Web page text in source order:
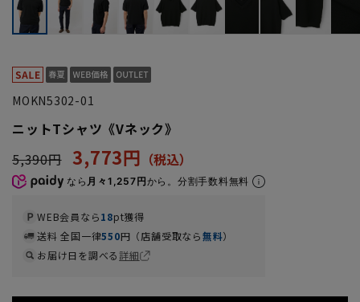
MOKN5302-01
ニットTシャツ《Vネック》
5,390円 3,773円
なら 月々1,257円から。分割手数料無料
WEB会員なら18pt獲得
送料 全国一律550円（店舗受取なら無料）
お届け日を調べる詳細